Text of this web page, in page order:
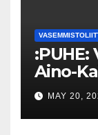
Aino-
MAY 20,